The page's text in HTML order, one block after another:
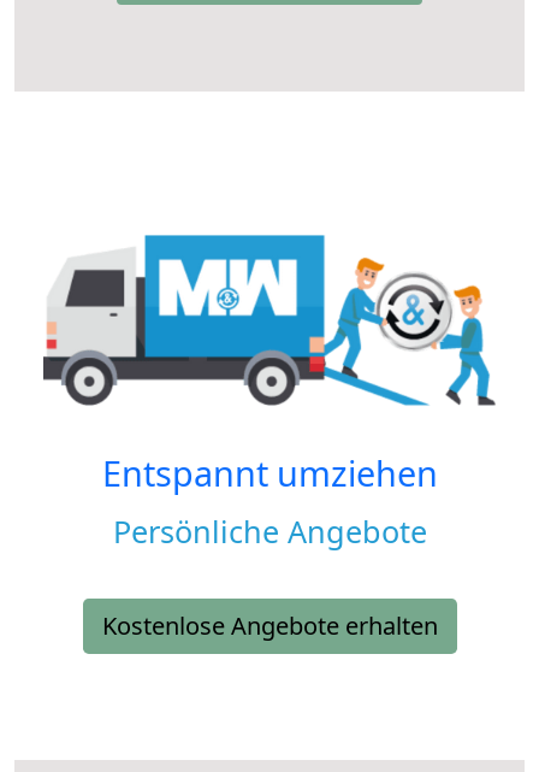
Entspannt umziehen
Persönliche Angebote
Kostenlose Angebote erhalten